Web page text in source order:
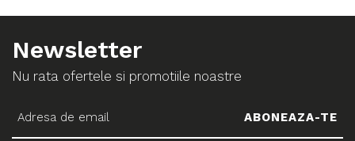
Newsletter
Nu rata ofertele si promotiile noastre